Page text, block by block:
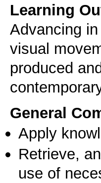
Learning
Advancing
visual
produced
General
Apply
Retrieve,
use of